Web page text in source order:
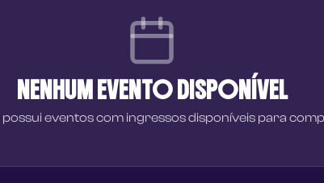
NENHUM EVENTO DISPONÍVEL
eventos com ingressos disponíveis para